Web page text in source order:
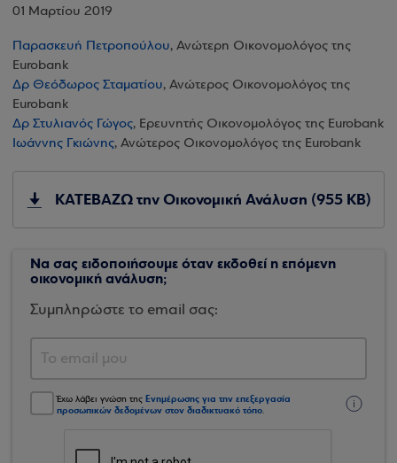
01 Μαρτίου 2019
Παρασκευή Πετροπούλου, Ανώτερη Οικονομολόγος της
Eurobank
Δρ Θεόδωρος Σταματίου, Ανώτερος Οικονομολόγος της
Eurobank
Δρ Στυλιανός Γώγος, Ερευνητής Οικονομολόγος της Eurobank
Ιωάννης Γκιώνης, Ανώτερος Οικονομολόγος της Eurobank
ΚΑΤΕΒΑΖΩ την Οικονομική Ανάλυση (955 KB)
Να σας ειδοποιήσουμε όταν εκδοθεί η επόμενη
οικονομική ανάλυση;
Συμπληρώστε το email σας:
Έχω λάβει γνώση της Ενημέρωσης για την επεξεργασία
προσωπικών δεδομένων στον διαδικτυακό τόπο.